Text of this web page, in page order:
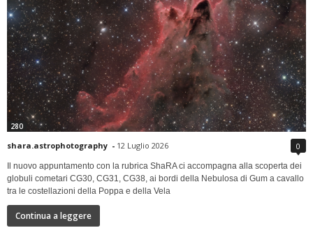
280
shara.astrophotography - 12 Luglio 2026 0
Il nuovo appuntamento con la rubrica ShaRA ci accompagna alla scoperta dei
globuli cometari CG30, CG31, CG38, ai bordi della Nebulosa di Gum a cavallo
tra le costellazioni della Poppa e della Vela
Continua a leggere